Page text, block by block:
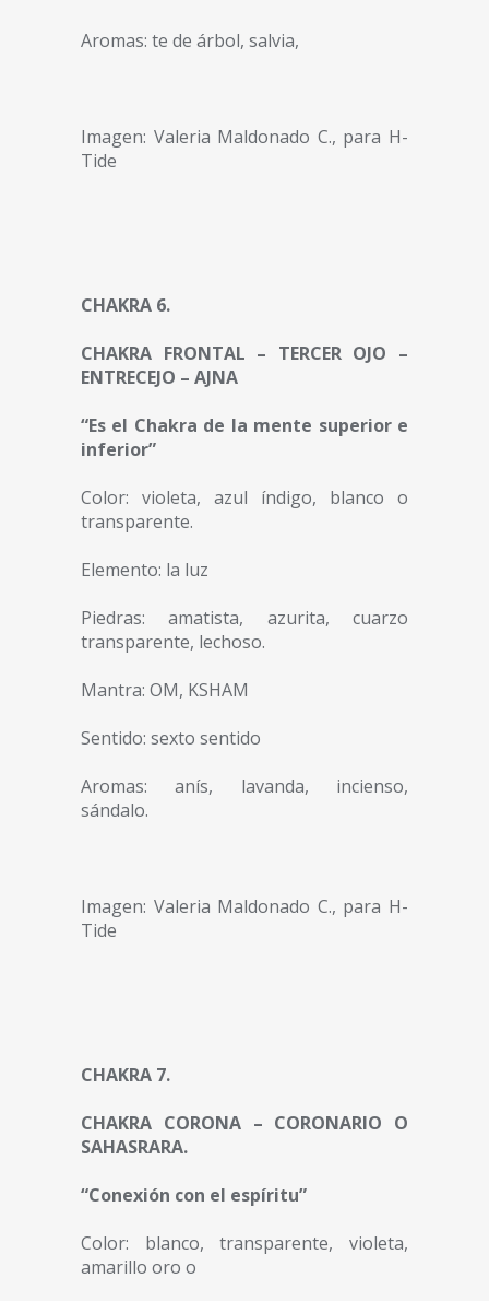
Aromas: te de árbol, salvia,
Imagen: Valeria Maldonado C., para H-
Tide
CHAKRA 6.
CHAKRA FRONTAL – TERCER OJO ­–
ENTRECEJO – AJNA
“Es el Chakra de la mente superior e
inferior”
Color: violeta, azul índigo, blanco o
transparente.
Elemento: la luz
Piedras: amatista, azurita, cuarzo
transparente, lechoso.
Mantra: OM, KSHAM
Sentido: sexto sentido
Aromas: anís, lavanda, incienso,
sándalo.
Imagen: Valeria Maldonado C., para H-
Tide
CHAKRA 7.
CHAKRA CORONA – CORONARIO O
SAHASRARA.
“Conexión con el espíritu”
Color: blanco, transparente, violeta,
amarillo oro o